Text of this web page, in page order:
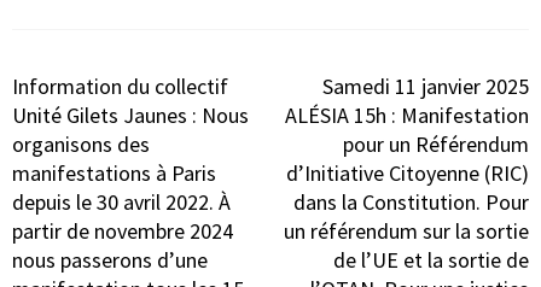
Navigation
de
l’article
Information du collectif
Unité Gilets Jaunes : Nous
organisons des
manifestations à Paris
depuis le 30 avril 2022. À
partir de novembre 2024
nous passerons d’une
Samedi 11 janvier 2025
ALÉSIA 15h : Manifestation
pour un Référendum
d’Initiative Citoyenne (RIC)
dans la Constitution. Pour
un référendum sur la sortie
de l’UE et la sortie de